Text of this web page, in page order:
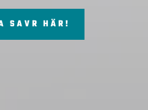
SAVR HÄR!